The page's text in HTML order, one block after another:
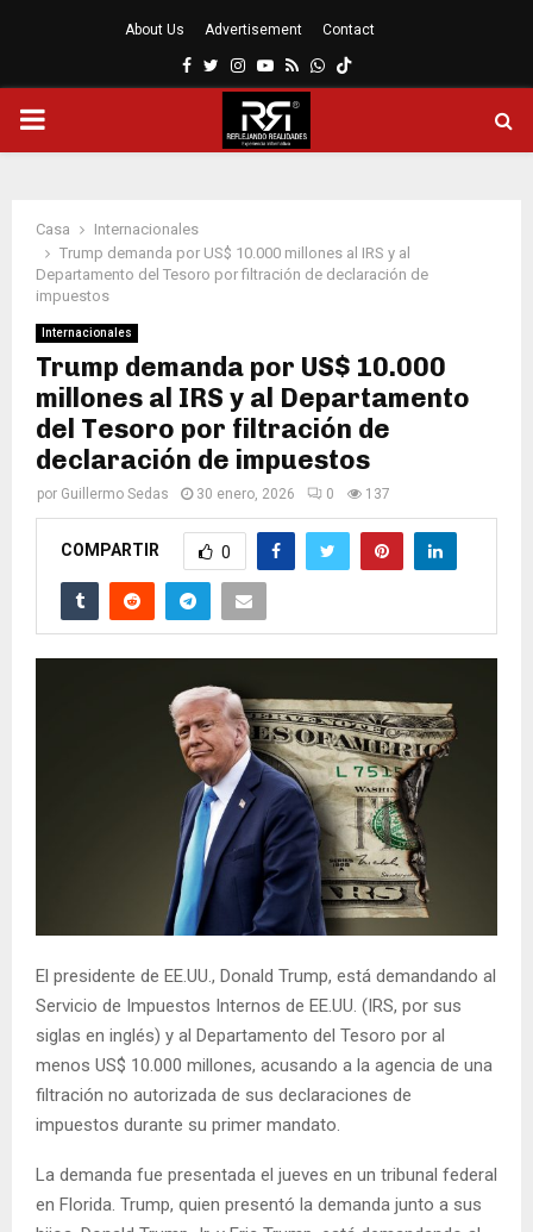
About Us Advertisement Contact
Facebook
Twitter
Instagram
Youtube
RssWhatsapp
MENÚ
Casa
Internacionales
Trump demanda por US$ 10.000 millones al IRS y al
Departamento del Tesoro por filtración de declaración de
impuestos
Internacionales
Trump demanda por US$ 10.000
millones al IRS y al Departamento
del Tesoro por filtración de
declaración de impuestos
por Guillermo Sedas 30 enero, 2026 0 137
COMPARTIR 0
El presidente de EE.UU., Donald Trump, está demandando al
Servicio de Impuestos Internos de EE.UU. (IRS, por sus
siglas en inglés) y al Departamento del Tesoro por al
menos US$ 10.000 millones, acusando a la agencia de una
filtración no autorizada de sus declaraciones de
impuestos durante su primer mandato.
La demanda fue presentada el jueves en un tribunal federal
en Florida. Trump, quien presentó la demanda junto a sus